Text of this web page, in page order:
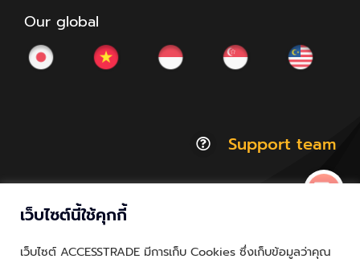
Our global
Support team
เว็บไซต์นี้ใช้คุกกี้
เว็บไซต์ ACCESSTRADE มีการเก็บ Cookies ซึ่งเก็บข้อมูลว่าคุณ